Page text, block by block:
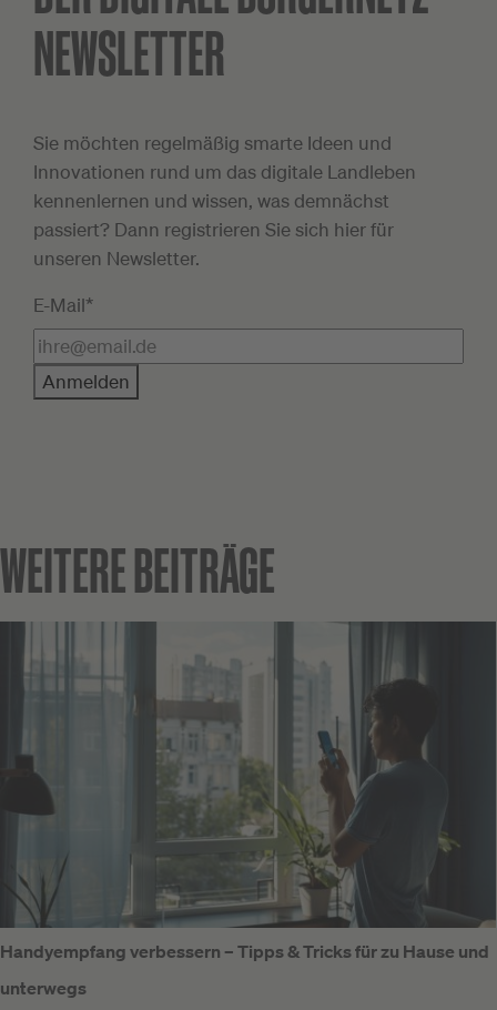
NEWSLETTER
Sie möchten regelmäßig smarte Ideen und
Innovationen rund um das digitale Landleben
kennenlernen und wissen, was demnächst
passiert? Dann registrieren Sie sich hier für
unseren Newsletter.
E-Mail*
Anmelden
WEITERE BEITRÄGE
Handyempfang verbessern – Tipps & Tricks für zu Hause und
unterwegs